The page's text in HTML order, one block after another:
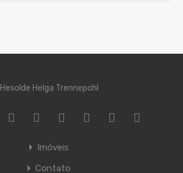
Hesolde Helga Trennepohl
Imóveis
Contato